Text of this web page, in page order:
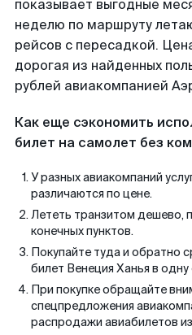
показывает выгодные
неделю по маршруту
рейсов с пересадкой.
дорогая из найденных
рублей авиакомпанией
Как еще сэкономить
билет на самолет без
У разных авиакомпаний
различаются по цене.
Лететь транзитом дешево,
конечных пунктов.
Покупайте туда и обратно
билет Венеция Ханья в одну
При покупке обращайте
спецпредложения
распродажи авиабилетов